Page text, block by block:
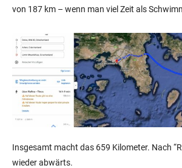
von 187 km – wenn man viel Zeit als
Insgesamt macht das 659 Kilometer. Nach
wieder abwärts.